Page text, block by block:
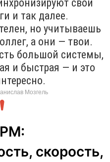
свои
и так далее.
но учитываешь
а они — твои.
большой системы,
и быстрая — и это
Мозгель
скорость,